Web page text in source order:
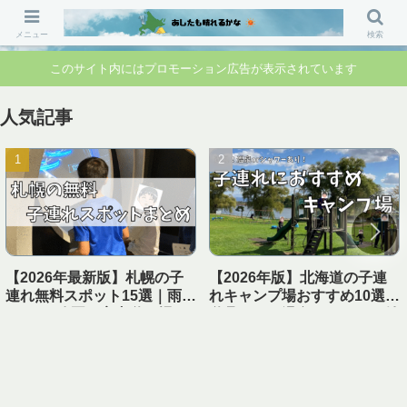
「行ってよかった」「準備して正解」 家族のお出かけ前の“不安”を“安心”に変
えるブログです。
このサイト内にはプロモーション広告が表示されています
人気記事
【2026年最新版】札幌の子
連れ無料スポット15選｜雨の
【2026年版】北海道の子連
れキャンプ場おすすめ10選｜
メニュー 検索